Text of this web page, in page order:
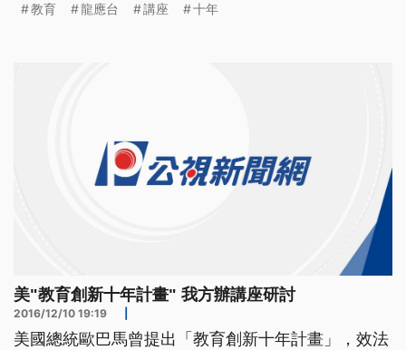
十歲的孩子得先了解如何聚集太陽光，他們都是美國
教育 龍應台 講座 十年
美"教育創新十年計畫" 我方辦講座研討
2016/12/10 19:19
美國總統歐巴馬曾提出「教育創新十年計畫」，效法